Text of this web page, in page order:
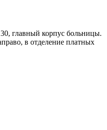
главный корпус больницы.
в отделение платных